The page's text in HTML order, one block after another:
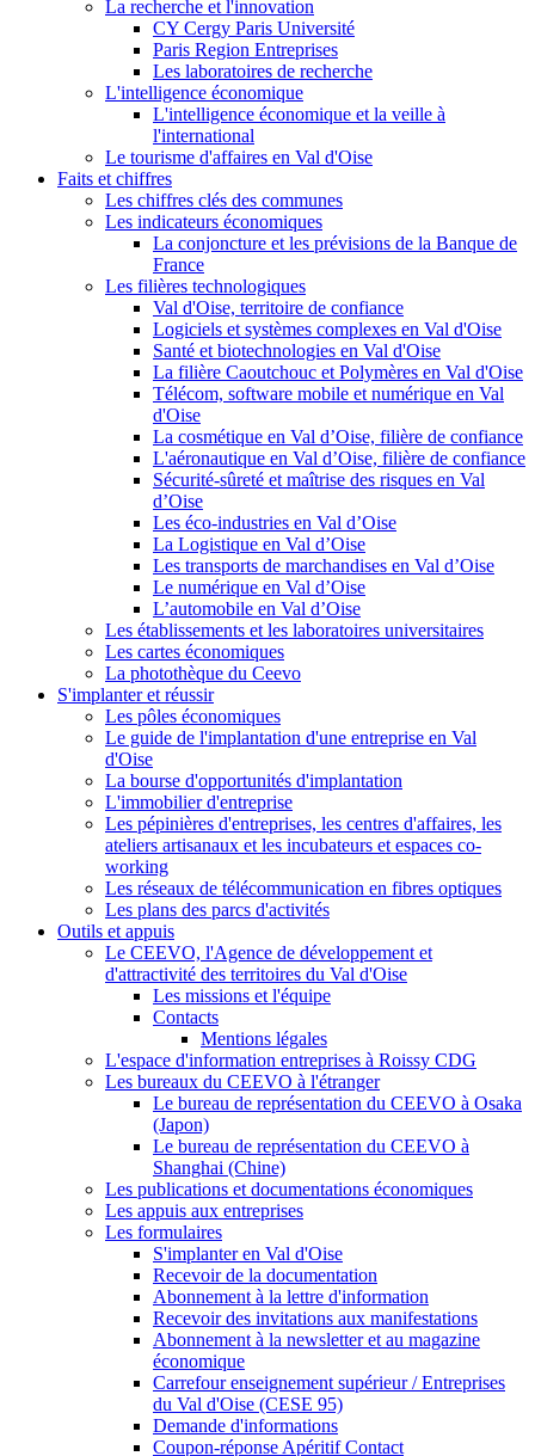
La recherche et l'innovation
CY Cergy Paris Université
Paris Region Entreprises
Les laboratoires de recherche
L'intelligence économique
L'intelligence économique et la veille à
l'international
Le tourisme d'affaires en Val d'Oise
Faits et chiffres
Les chiffres clés des communes
Les indicateurs économiques
La conjoncture et les prévisions de la Banque de
France
Les filières technologiques
Val d'Oise, territoire de confiance
Logiciels et systèmes complexes en Val d'Oise
Santé et biotechnologies en Val d'Oise
La filière Caoutchouc et Polymères en Val d'Oise
Télécom, software mobile et numérique en Val
d'Oise
La cosmétique en Val d’Oise, filière de confiance
L'aéronautique en Val d’Oise, filière de confiance
Sécurité-sûreté et maîtrise des risques en Val
d’Oise
Les éco-industries en Val d’Oise
La Logistique en Val d’Oise
Les transports de marchandises en Val d’Oise
Le numérique en Val d’Oise
L’automobile en Val d’Oise
Les établissements et les laboratoires universitaires
Les cartes économiques
La photothèque du Ceevo
S'implanter et réussir
Les pôles économiques
Le guide de l'implantation d'une entreprise en Val
d'Oise
La bourse d'opportunités d'implantation
L'immobilier d'entreprise
Les pépinières d'entreprises, les centres d'affaires, les
ateliers artisanaux et les incubateurs et espaces co-
working
Les réseaux de télécommunication en fibres optiques
Les plans des parcs d'activités
Outils et appuis
Le CEEVO, l'Agence de développement et
d'attractivité des territoires du Val d'Oise
Les missions et l'équipe
Contacts
Mentions légales
L'espace d'information entreprises à Roissy CDG
Les bureaux du CEEVO à l'étranger
Le bureau de représentation du CEEVO à Osaka
(Japon)
Le bureau de représentation du CEEVO à
Shanghai (Chine)
Les publications et documentations économiques
Les appuis aux entreprises
Les formulaires
S'implanter en Val d'Oise
Recevoir de la documentation
Abonnement à la lettre d'information
Recevoir des invitations aux manifestations
Abonnement à la newsletter et au magazine
économique
Carrefour enseignement supérieur / Entreprises
du Val d'Oise (CESE 95)
Demande d'informations
Coupon-réponse Apéritif Contact